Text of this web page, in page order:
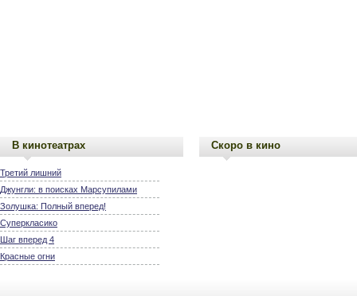
В кинотеатрах
Третий лишний
Джунгли: в поисках Марсупилами
Золушка: Полный вперед!
Суперкласико
Шаг вперед 4
Красные огни
Скоро в кино